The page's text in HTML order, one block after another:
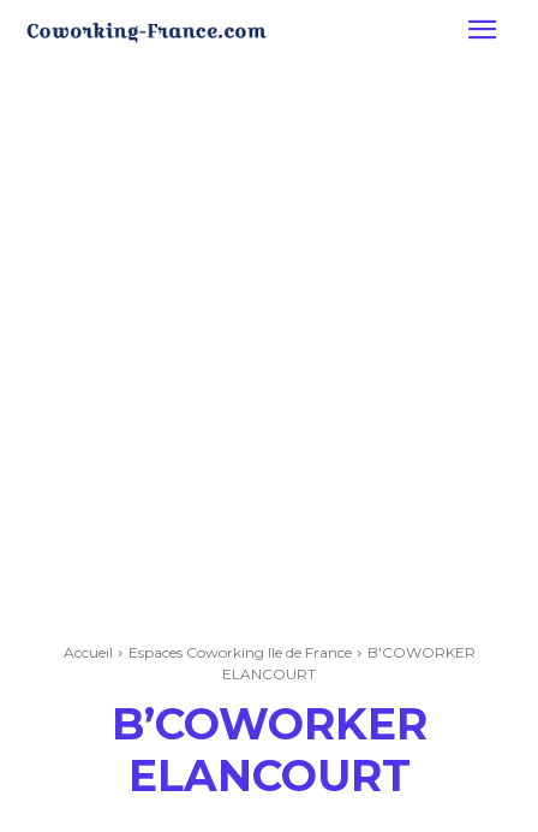
Accueil Espaces Coworking Ile de France
B'COWORKER
ELANCOURT
B’COWORKER
ELANCOURT